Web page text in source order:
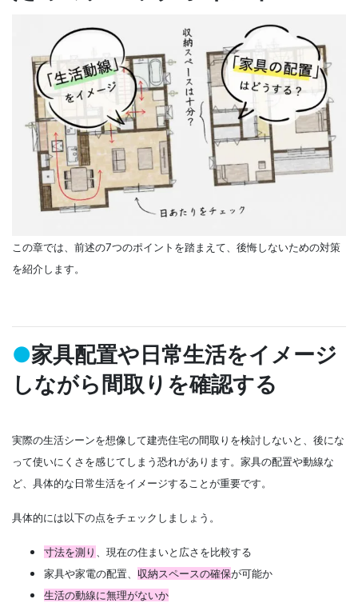
この章では、前述の7つのポイントを踏まえて、後悔しないための対策
を紹介します。
●家具配置や日常生活をイメージ
しながら間取りを確認する
実際の生活シーンを想像して建売住宅の間取りを検討しないと、後にな
って使いにくさを感じてしまう恐れがあります。家具の配置や動線な
ど、具体的な日常生活をイメージすることが重要です。
具体的には以下の点をチェックしましょう。
寸法を測り
、現在の住まいと広さを比較する
家具や家電の配置、 収納スペースの確保が可能か
生活の動線に無理がないか